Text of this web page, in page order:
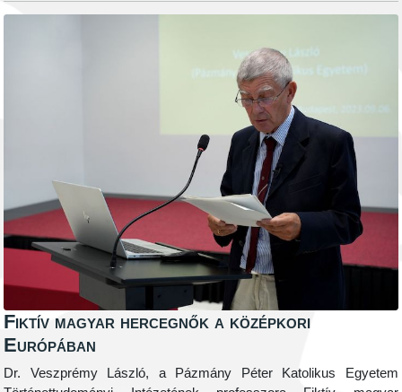
Fiktív magyar hercegnők a középkori
Európában
Dr. Veszprémy László, a Pázmány Péter Katolikus Egyetem